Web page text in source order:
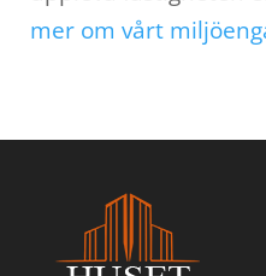
mer om vårt